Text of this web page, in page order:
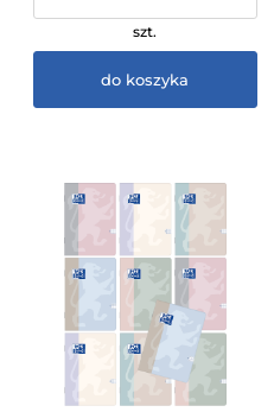
szt.
do koszyka